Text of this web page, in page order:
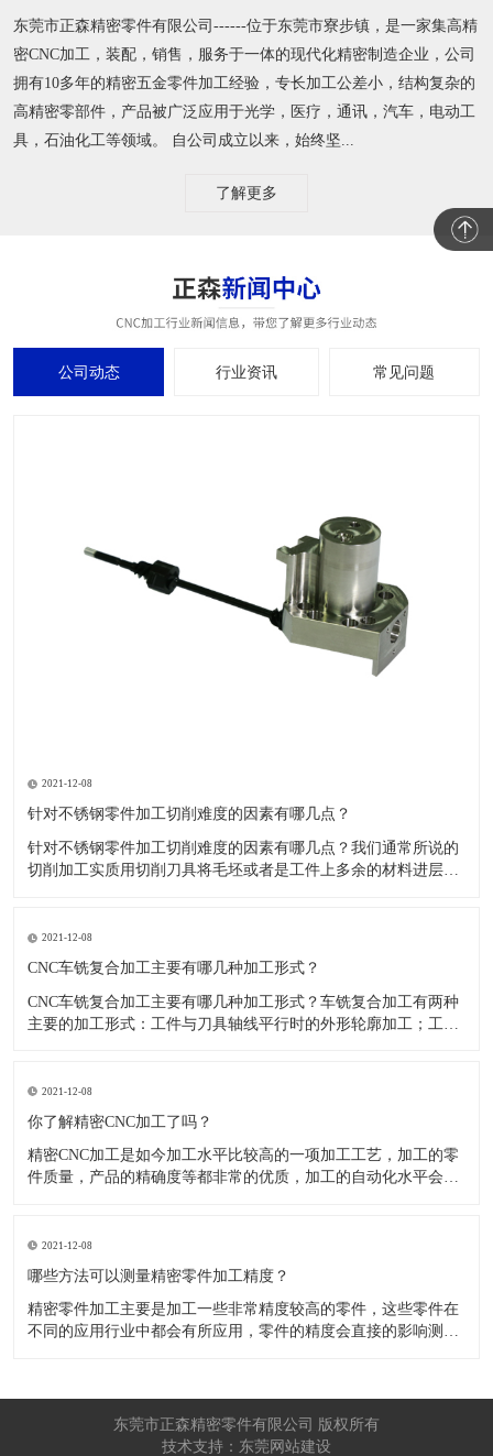
东莞市正森精密零件有限公司------位于东莞市寮步镇，是一家集高精
密CNC加工，装配，销售，服务于一体的现代化精密制造企业，公司
拥有10多年的精密五金零件加工经验，专长加工公差小，结构复杂的
高精密零部件，产品被广泛应用于光学，医疗，通讯，汽车，电动工
具，石油化工等领域。 自公司成立以来，始终坚...
了解更多
公司动态 行业资讯 常见问题
2021-12-08
针对不锈钢零件加工切削难度的因素有哪几点？
针对不锈钢零件加工切削难度的因素有哪几点？我们通常所说的
切削加工实质用切削刀具将毛坯或者是工件上多余的材料进层进
其他的常规材料，比如铜材和铝合金，究其原因有以下几个关键
因素： 一
2021-12-08
CNC车铣复合加工主要有哪几种加工形式？
CNC车铣复合加工主要有哪几种加工形式？车铣复合加工有两种
主要的加工形式：工件与刀具轴线平行时的外形轮廓加工；工件
2021-12-08
​你了解精密CNC加工了吗？
精密CNC加工是如今加工水平比较高的一项加工工艺，加工的零
件质量，产品的精确度等都非常的优质，加工的自动化水平会比
自动化技术水平高，非常适合加工轮廊样子繁杂的曲线图，斜面
零
2021-12-08
​哪些方法可以测量精密零件加工精度？
精密零件加工主要是加工一些非常精度较高的零件，这些零件在
不同的应用行业中都会有所应用，零件的精度会直接的影响测量
工按量具量仪的读数值是否直接表示被测尺寸的数值，可分为测
东莞市正森精密零件有限公司 版权所有
技术支持：东莞网站建设